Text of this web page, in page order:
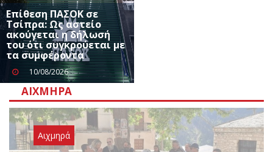
Επίθεση ΠΑΣΟΚ σε
Τσίπρα: Ως αστείο
ακούγεται η δήλωσή
του ότι συγκρούεται με
τα συμφέροντα
10/08/2026
ΑΙΧΜΗΡΆ
Αιχμηρά